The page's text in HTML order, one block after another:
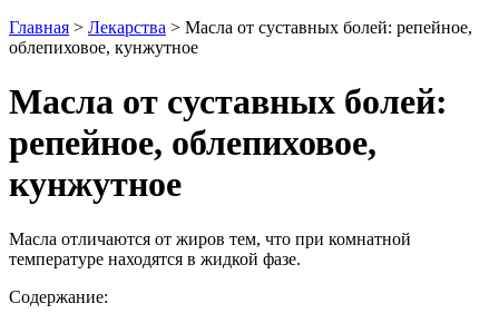
Главная > Лекарства > Масла от суставных болей: репейное,
облепиховое, кунжутное
Масла от суставных болей:
репейное, облепиховое,
кунжутное
Масла отличаются от жиров тем, что при комнатной
температуре находятся в жидкой фазе.
Содержание: